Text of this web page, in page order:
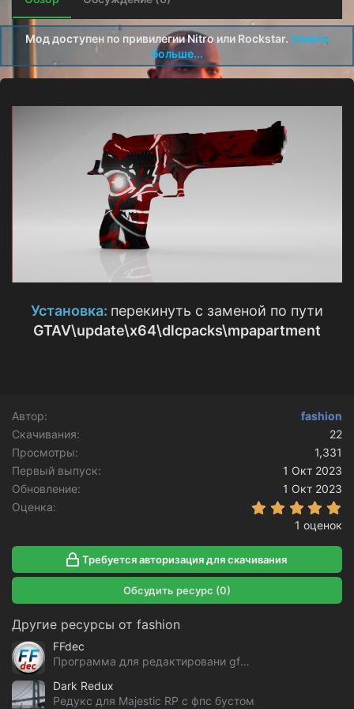
з
д
а
н
Мод доступен по привилегии Nitro или Rockstar. Узнать
больше...
Установка: перекинуть с заменой по пути
GTAV\update\x64\dlcpacks\mpapartment
Автор
fashion
Скачивания
22
Просмотры
1,331
Первый выпуск
1 Окт 2023
Обновление
1 Окт 2023
Оценка
1 оценок
Требуется авторизация для скачивания
Обсудить ресурс (0)
Другие ресурсы от fashion
FFdec
Программа для редактировани gfx файлов GTA V
Dark Redux
Редукс для Majestic RP с фпс бустом